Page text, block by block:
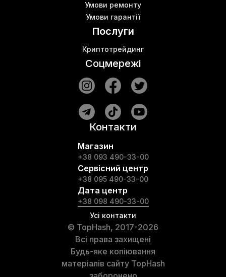
Умови ремонту
Умови гарантії
Послуги
Криптотрейдинг
Соцмережі
Контакти
Магазин
+38 093 490-33-00
Сервісний центр
+38 095 490-33-00
Дата центр
+38 098 490-33-00
Усі контакти
© TopHash, 2017-2026
Всі права захищені
Будь-яке копіювання
матеріалів сайту TopHash